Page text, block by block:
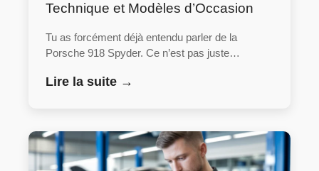
Technique et Modèles d’Occasion
Tu as forcément déjà entendu parler de la
Porsche 918 Spyder. Ce n’est pas juste…
Lire la suite →